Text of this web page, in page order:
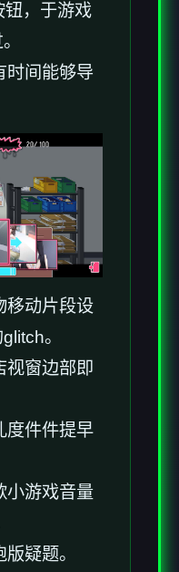
钮，于游戏
时间能够导
移动片段设
。
视窗边部即
度件件提早
小游戏音量
疑题。